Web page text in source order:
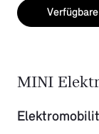
MINI